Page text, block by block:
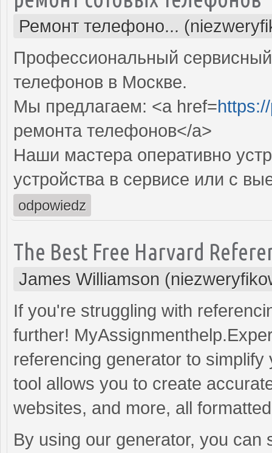
Ремонт телефоно...
Профессиональный
телефонов в Москве.
Мы предлагаем: <a href=
ремонта телефонов</a>
Наши мастера оперативно
устройства в сервисе или с
odpowiedz
The Best Free Harvard
James Williamson
If you're struggling with
further!
referencing generator to
tool allows you to create
websites, and more, all
By using our generator, you